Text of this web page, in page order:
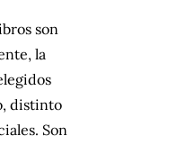
son
la
distinto
Son